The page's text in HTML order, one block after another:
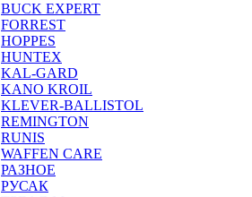
BUCK EXPERT
FORREST
HOPPES
HUNTEX
KAL-GARD
KANO KROIL
KLEVER-BALLISTOL
REMINGTON
RUNIS
WAFFEN CARE
РАЗНОЕ
РУСАК